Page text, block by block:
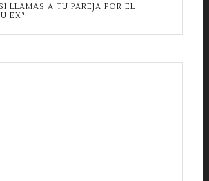
LLAMAS A TU PAREJA POR EL
EX?